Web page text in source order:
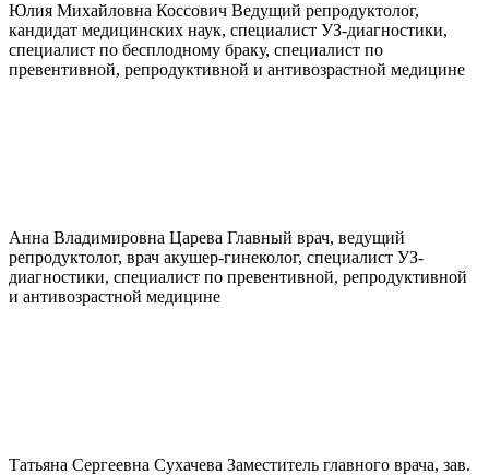
Юлия Михайловна Коссович Ведущий репродуктолог,
кандидат медицинских наук, специалист УЗ-диагностики,
специалист по бесплодному браку, специалист по
превентивной, репродуктивной и антивозрастной медицине
Анна Владимировна Царева Главный врач, ведущий
репродуктолог, врач акушер-гинеколог, специалист УЗ-
диагностики, специалист по превентивной, репродуктивной
и антивозрастной медицине
Татьяна Сергеевна Сухачева Заместитель главного врача, зав.